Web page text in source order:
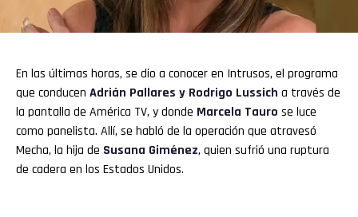
En las últimas horas, se dio a conocer en Intrusos, el programa
que conducen Adrián Pallares y Rodrigo Lussich a través de
la pantalla de América TV, y donde Marcela Tauro se luce
como panelista. Allí, se habló de la operación que atravesó
Mecha, la hija de Susana Giménez, quien sufrió una ruptura
de cadera en los Estados Unidos.